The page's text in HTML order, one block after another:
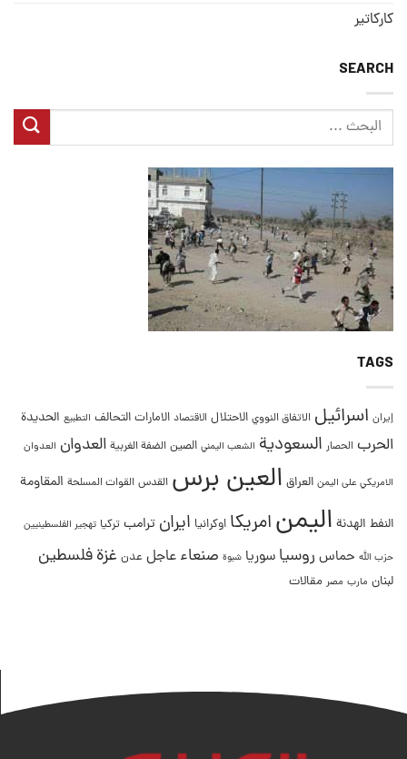
كاركاتير
SEARCH
TAGS
إيران اسرائيل الاتفاق النووي الاحتلال الاقتصاد الامارات التحالف التطبيع الحديدة
الحرب الحصار السعودية الشعب اليمني الصين الضفة الغربية العدوان العدوان
الامريكي على اليمن العراق العين برس القدس القوات المسلحة المقاومة
النفط الهدنة اليمنامريكا اوكرانيا ايران ترامب تركيا تهجير الفلسطينيين
حزب الله حماس روسيا سوريا شبوة صنعاء عاجل عدن غزةفلسطين
لبنان مارب مصر مقالات